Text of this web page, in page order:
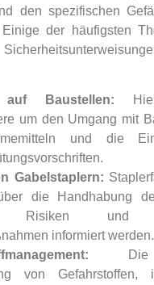
den spezifischen
der häufigsten
auf Baustellen:
um den Umgang mit
und die
Gabelstaplern:
die Handhabung
Risiken und
informiert werden.
Die
von Gefahrstoffen,